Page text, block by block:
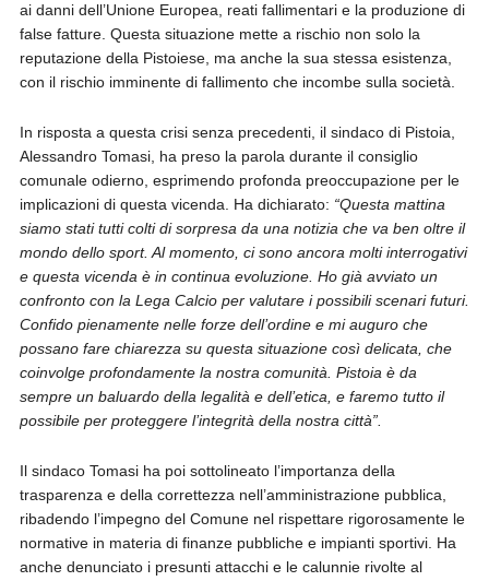
ai danni dell’Unione Europea, reati fallimentari e la produzione di
false fatture. Questa situazione mette a rischio non solo la
reputazione della Pistoiese, ma anche la sua stessa esistenza,
con il rischio imminente di fallimento che incombe sulla società.
In risposta a questa crisi senza precedenti, il sindaco di Pistoia,
Alessandro Tomasi, ha preso la parola durante il consiglio
comunale odierno, esprimendo profonda preoccupazione per le
implicazioni di questa vicenda. Ha dichiarato: “Questa mattina
siamo stati tutti colti di sorpresa da una notizia che va ben oltre il
mondo dello sport. Al momento, ci sono ancora molti interrogativi
e questa vicenda è in continua evoluzione. Ho già avviato un
confronto con la Lega Calcio per valutare i possibili scenari futuri.
Confido pienamente nelle forze dell’ordine e mi auguro che
possano fare chiarezza su questa situazione così delicata, che
coinvolge profondamente la nostra comunità. Pistoia è da
sempre un baluardo della legalità e dell’etica, e faremo tutto il
possibile per proteggere l’integrità della nostra città”.
Il sindaco Tomasi ha poi sottolineato l’importanza della
trasparenza e della correttezza nell’amministrazione pubblica,
ribadendo l’impegno del Comune nel rispettare rigorosamente le
normative in materia di finanze pubbliche e impianti sportivi. Ha
anche denunciato i presunti attacchi e le calunnie rivolte al